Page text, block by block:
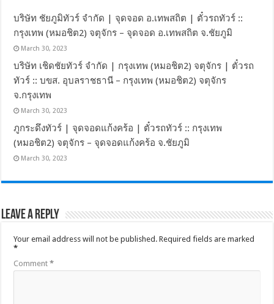
บริษัท ชัยภูมิทัวร์ จำกัด | จุดจอด อ.เทพสถิต | ตั๋วรถทัวร์ ::
กรุงเทพ (หมอชิต2) จตุจักร – จุดจอด อ.เทพสถิต จ.ชัยภูมิ
March 30, 2023
บริษัท เชิดชัยทัวร์ จำกัด | กรุงเทพ (หมอชิต2) จตุจักร | ตั๋วรถ
ทัวร์ :: บขส. อุบลราชธานี – กรุงเทพ (หมอชิต2) จตุจักร
จ.กรุงเทพ
March 30, 2023
ภูกระดึงทัวร์ | จุดจอดแก้งคร้อ | ตั๋วรถทัวร์ :: กรุงเทพ
(หมอชิต2) จตุจักร – จุดจอดแก้งคร้อ จ.ชัยภูมิ
March 30, 2023
Leave a Reply
Your email address will not be published. Required fields are marked
*
Comment*